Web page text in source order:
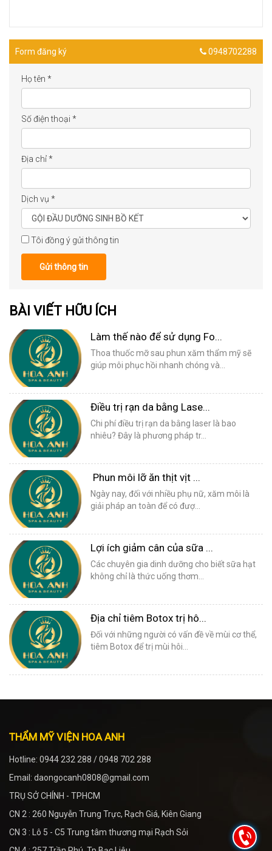
Form đăng ký 0948702288
Họ tên *
Số điện thoại *
Địa chỉ*
Dịch vụ *
Tôi đồng ý gửi thông tin
Gửi thông tin
BÀI VIẾT HỮU ÍCH
Làm thế nào để sử dụng Fo...
Thoa thuốc mỡ sau phun xăm thẩm mỹ sẽ
giúp môi phục hồi nhanh chóng và...
Điều trị rạn da bằng Lase...
Chi phí điều trị rạn da bằng laser là bao
nhiêu? Đây là phương pháp tr...
Phun môi lỡ ăn thịt vịt ...
Ngày nay, đối với nhiều phụ nữ, xăm môi là
giải pháp an toàn để có đượ...
Lợi ích giảm cân của sữa ...
Các chuyên gia dinh dưỡng cho biết sữa hạt
không chỉ là thức uống thơm...
Địa chỉ tiêm Botox trị hô...
Đối với những người có vấn đề về mùi cơ thể,
tiêm Botox để trị mùi hôi...
THẨM MỸ VIỆN HOA ANH
Hotline: 0944 232 288 / 0948 702 288
Email: daongocanh0808@gmail.com
TRỤ SỞ CHÍNH - TPHCM
CN 2 : 260 Nguyễn Trung Trực, Rạch Giá, Kiên Giang
CN 3 : Lô 5 - C5 Trung tâm thương mại Rạch Sỏi